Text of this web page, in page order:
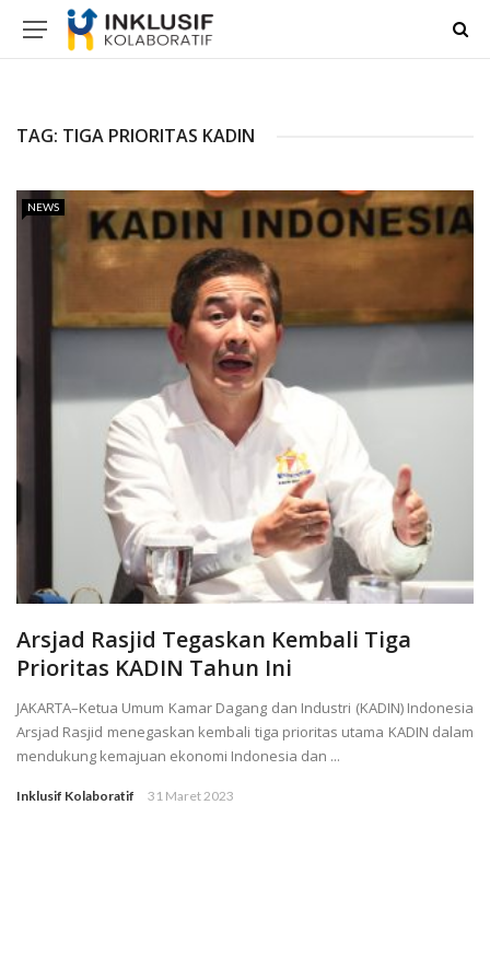
TAG: TIGA PRIORITAS KADIN
NEWS
Arsjad Rasjid Tegaskan Kembali Tiga
Prioritas KADIN Tahun Ini
JAKARTA–Ketua Umum Kamar Dagang dan Industri (KADIN) Indonesia
Arsjad Rasjid menegaskan kembali tiga prioritas utama KADIN dalam
mendukung kemajuan ekonomi Indonesia dan ...
Inklusif Kolaboratif 31 Maret 2023